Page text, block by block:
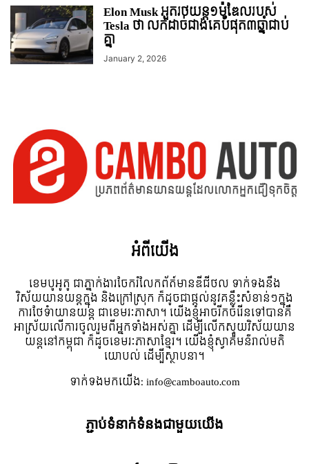
Elon Musk អួតរថយន្ត១ម៉ូឌែលរបស់
Tesla ថា លក់ដាច់ជាងគេបំផុត​៣ឆ្នាំជាប់
គ្នា
January 2, 2026
អំពី​យើង
ខេមបូអូតូ ជាភ្នាក់ងារចែករំលែកព័ត៍មានឌីជីថល ទាក់ទងនឹង
វិស័យយានយន្តក្នុង និងក្រៅស្រុក ក៏ដូចជាផ្តល់នូវគន្លឹះសំខាន់ៗក្នុង
ការថែទំាយានយន្ត ជាខេមរៈភាសា។ យើងខ្ញុំអាចរីកចំរើនទៅបានគឺ
អាស្រ័យលើការចូលរួមពីអ្នកទាំងអស់គ្នា ដើម្បីលើកស្ទួយវិស័យយាន
យន្តនៅកម្ពុជា ក៏ដូចខេមរៈភាសាខ្មែរ។ យើងខ្ញុំស្វាគមន៌រាល់មតិ
យោបល់ ដើម្បីស្ថាបនា។
ទាក់ទង​មក​យើង:info@camboauto.com
ភ្ជាប់ទំនាក់ទំនងជាមួយយើង